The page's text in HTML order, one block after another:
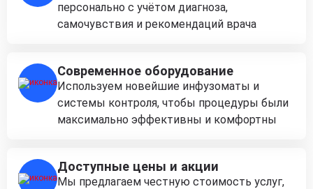
персонально с учётом диагноза,
самочувствия и рекомендаций врача
Современное оборудование
Используем новейшие инфузоматы и
системы контроля, чтобы процедуры были
максимально эффективны и комфортны
Доступные цены и акции
Мы предлагаем честную стоимость услуг,